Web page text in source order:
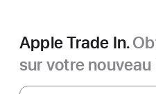
Apple Trade In.
sur votre nouveau
de
Apple